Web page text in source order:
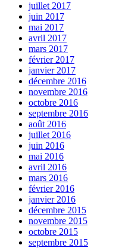
juillet 2017
juin 2017
mai 2017
avril 2017
mars 2017
février 2017
janvier 2017
décembre 2016
novembre 2016
octobre 2016
septembre 2016
août 2016
juillet 2016
juin 2016
mai 2016
avril 2016
mars 2016
février 2016
janvier 2016
décembre 2015
novembre 2015
octobre 2015
septembre 2015